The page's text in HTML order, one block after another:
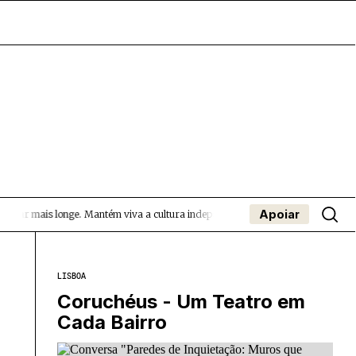
mais longe.Mantém viva a cultura independente — apoia o Coffeepaste e
Apoiar
LISBOA
Coruchéus - Um Teatro em
Cada Bairro